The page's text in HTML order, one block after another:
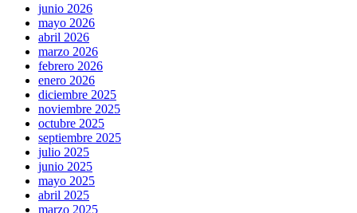
junio 2026
mayo 2026
abril 2026
marzo 2026
febrero 2026
enero 2026
diciembre 2025
noviembre 2025
octubre 2025
septiembre 2025
julio 2025
junio 2025
mayo 2025
abril 2025
marzo 2025